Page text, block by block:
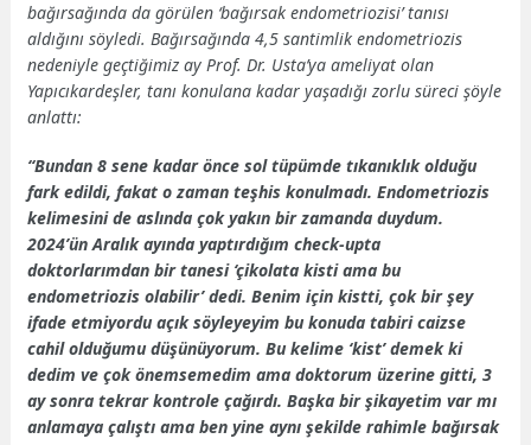
bağırsağında da görülen ‘bağırsak endometriozisi’ tanısı
aldığını söyledi. Bağırsağında 4,5 santimlik endometriozis
nedeniyle geçtiğimiz ay Prof. Dr. Usta’ya ameliyat olan
Yapıcıkardeşler, tanı konulana kadar yaşadığı zorlu süreci şöyle
anlattı:
“Bundan 8 sene kadar önce sol tüpümde tıkanıklık olduğu
fark edildi, fakat o zaman teşhis konulmadı. Endometriozis
kelimesini de aslında çok yakın bir zamanda duydum.
2024’ün Aralık ayında yaptırdığım check-upta
doktorlarımdan bir tanesi ‘çikolata kisti ama bu
endometriozis olabilir’ dedi. Benim için kistti, çok bir şey
ifade etmiyordu açık söyleyeyim bu konuda tabiri caizse
cahil olduğumu düşünüyorum. Bu kelime ‘kist’ demek ki
dedim ve çok önemsemedim ama doktorum üzerine gitti, 3
ay sonra tekrar kontrole çağırdı. Başka bir şikayetim var mı
anlamaya çalıştı ama ben yine aynı şekilde rahimle bağırsak